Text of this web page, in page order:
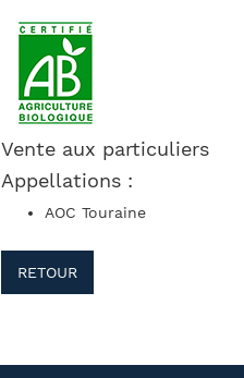
Vente aux particuliers
Appellations :
AOC Touraine
RETOUR